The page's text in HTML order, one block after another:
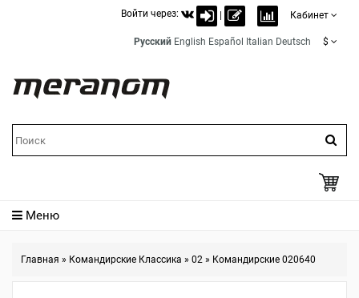
Войти через: Кабинет
Русский English Español Italian Deutsch $
Меню
Главная » Командирские Классика » 02 » Командирские 020640